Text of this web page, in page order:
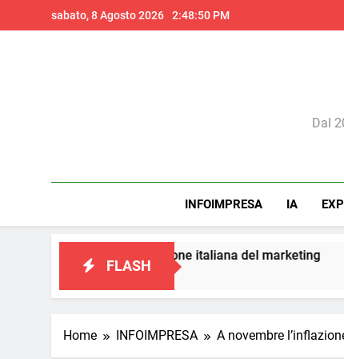
to
sabato, 8 Agosto 2026 2:48:51 PM
Il
Dal
INFOIMPRESA IA
FLASH
una visione italiana del marketing
1
Home INFOIMPRESA A novembre